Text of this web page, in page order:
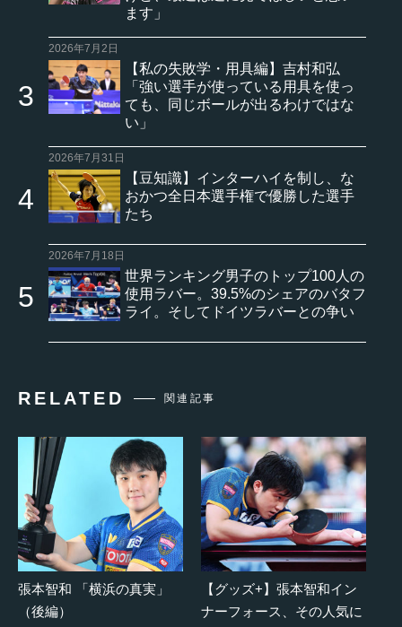
ます」
2026年7月2日
【私の失敗学・用具編】吉村和弘
「強い選手が使っている用具を使っ
ても、同じボールが出るわけではな
い」
2026年7月31日
【豆知識】インターハイを制し、な
おかつ全日本選手権で優勝した選手
たち
2026年7月18日
世界ランキング男子のトップ100人の
使用ラバー。39.5%のシェアのバタフ
ライ。そしてドイツラバーとの争い
RELATED 関連記事
張本智和 「横浜の真実」
（後編）
【グッズ+】張本智和イン
ナーフォース、その人気に